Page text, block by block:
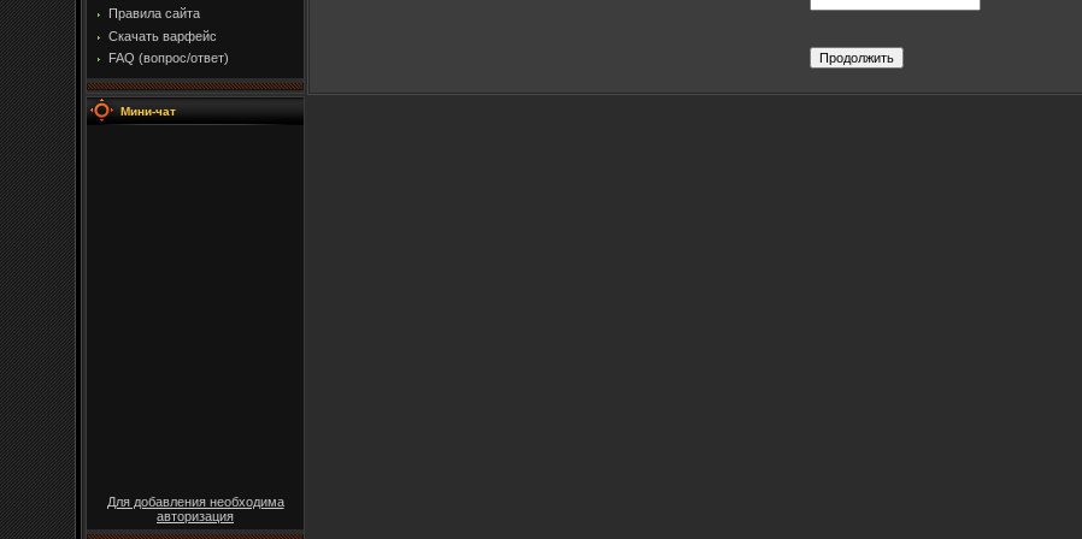
Правила сайта
Скачать варфейс
FAQ (вопрос/ответ)
Мини-чат
Для добавления необходима
авторизация